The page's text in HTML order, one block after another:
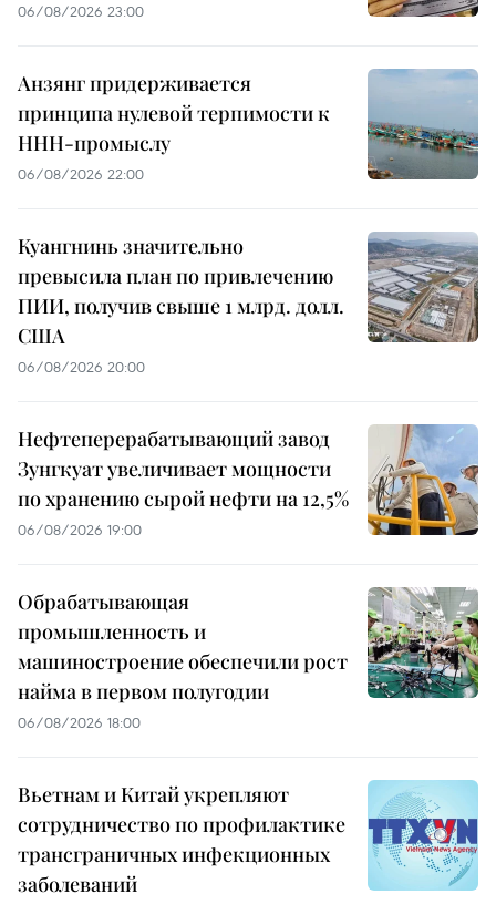
06/08/2026 23:00
Анзянг придерживается
принципа нулевой терпимости к
ННН-промыслу
06/08/2026 22:00
Куангнинь значительно
превысила план по привлечению
ПИИ, получив свыше 1 млрд. долл.
США
06/08/2026 20:00
Нефтеперерабатывающий завод
Зунгкуат увеличивает мощности
по хранению сырой нефти на 12,5%
06/08/2026 19:00
Обрабатывающая
промышленность и
машиностроение обеспечили рост
найма в первом полугодии
06/08/2026 18:00
Вьетнам и Китай укрепляют
сотрудничество по профилактике
трансграничных инфекционных
заболеваний